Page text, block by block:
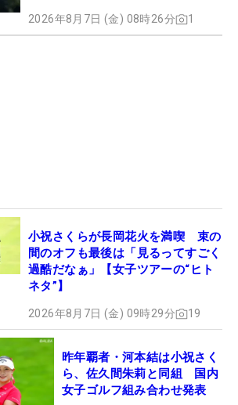
2026年8月7日 (金) 08時26分 1
小祝さくらが長岡花火を満喫 束の
間のオフも最後は「見るってすごく
過酷だなぁ」【女子ツアーの“ヒト
ネタ”】
2026年8月7日 (金) 09時29分 19
昨年覇者・河本結は小祝さく
ら、佐久間朱莉と同組 国内
女子ゴルフ組み合わせ発表